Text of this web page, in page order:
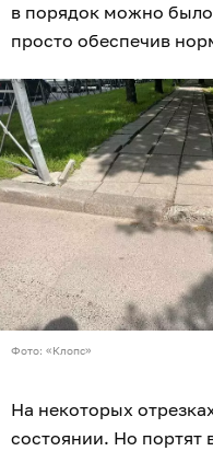
в порядок можно
просто обеспечив
Фото: «Клопс»
На некоторых
состоянии. Но портят